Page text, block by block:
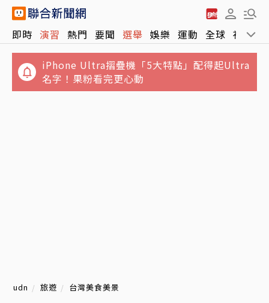
即時 演習 熱門 要聞 選舉 娛樂 運動 全球 社會
iPhone Ultra摺疊機「5大特點」配得起Ultra
名字！果粉看完更心動
udn 旅遊 台灣美食美景